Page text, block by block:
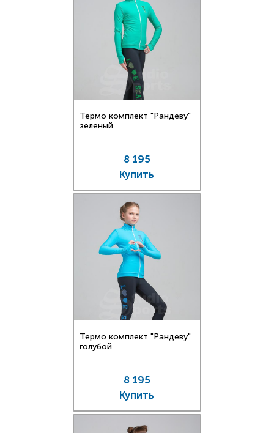
Термо комплект "Рандеву"
зеленый
8 195
Купить
Термо комплект "Рандеву"
голубой
8 195
Купить